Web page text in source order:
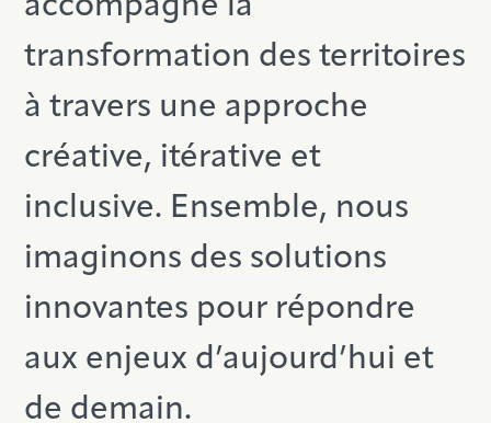
accompagne la
transformation des territoires
à travers une approche
créative, itérative et
inclusive. Ensemble, nous
imaginons des solutions
innovantes pour répondre
aux enjeux d’aujourd’hui et
de demain.